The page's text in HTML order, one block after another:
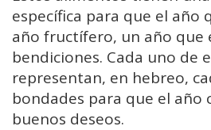
específica para que el año
año fructífero, un año que
bendiciones. Cada uno de
representan, en hebreo,
bondades para que el año
buenos deseos.